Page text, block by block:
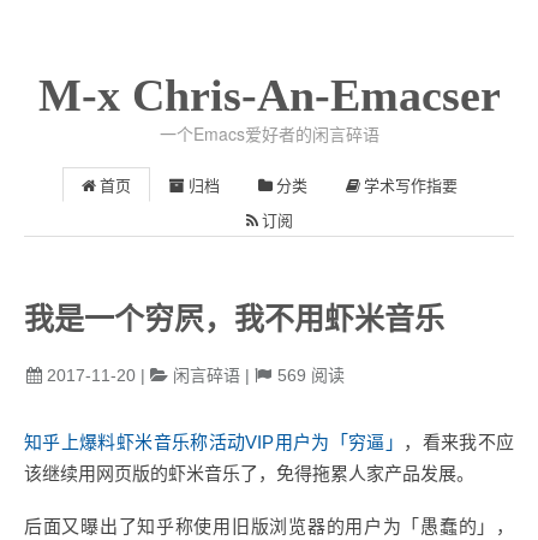
M-x Chris-An-Emacser
一个Emacs爱好者的闲言碎语
首页 归档 分类 学术写作指要
订阅
我是一个穷屄，我不用虾米音乐
2017-11-20 | 闲言碎语 | 569 阅读
知乎上爆料虾米音乐称活动VIP用户为「穷逼」
，看来我不应
该继续用网页版的虾米音乐了，免得拖累人家产品发展。
后面又曝出了知乎称使用旧版浏览器的用户为「愚蠢的」，